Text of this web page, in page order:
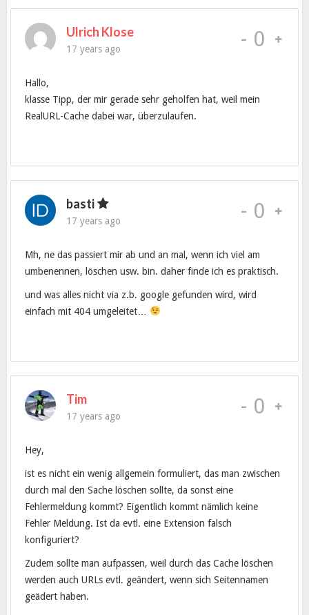
Ulrich Klose
17 years ago - 0
Hallo,
klasse Tipp, der mir gerade sehr geholfen hat, weil mein
RealURL-Cache dabei war, überzulaufen.
basti
17 years ago - 0
Mh, ne das passiert mir ab und an mal, wenn ich viel am
umbenennen, löschen usw. bin. daher finde ich es praktisch.
und was alles nicht via z.b. google gefunden wird, wird
einfach mit 404 umgeleitet…
Tim
17 years ago - 0
Hey,
ist es nicht ein wenig allgemein formuliert, das man zwischen
durch mal den Sache löschen sollte, da sonst eine
Fehlermeldung kommt? Eigentlich kommt nämlich keine
Fehler Meldung. Ist da evtl. eine Extension falsch
konfiguriert?
Zudem sollte man aufpassen, weil durch das Cache löschen
werden auch URLs evtl. geändert, wenn sich Seitennamen
geädert haben.